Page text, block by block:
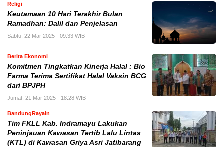
Religi
Keutamaan 10 Hari Terakhir Bulan
Ramadhan: Dalil dan Penjelasan
Sabtu, 22 Mar 2025 - 09:33 WIB
Berita Ekonomi
Komitmen Tingkatkan Kinerja Halal : Bio
Farma Terima Sertifikat Halal Vaksin BCG
dari BPJPH
Jumat, 21 Mar 2025 - 18:28 WIB
BandungRayaIn
Tim FKLL Kab. Indramayu Lakukan
Peninjauan Kawasan Tertib Lalu Lintas
(KTL) di Kawasan Griya Asri Jatibarang